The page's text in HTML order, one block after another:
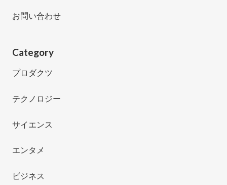
お問い合わせ
Category
プロダクツ
テクノロジー
サイエンス
エンタメ
ビジネス